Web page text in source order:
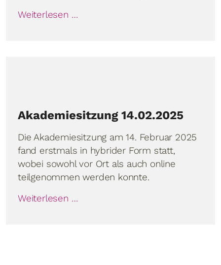
Weiterlesen …
Akademiesitzung 14.02.2025
Die Akademiesitzung am 14. Februar 2025
fand erstmals in hybrider Form statt,
wobei sowohl vor Ort als auch online
teilgenommen werden konnte.
Weiterlesen …